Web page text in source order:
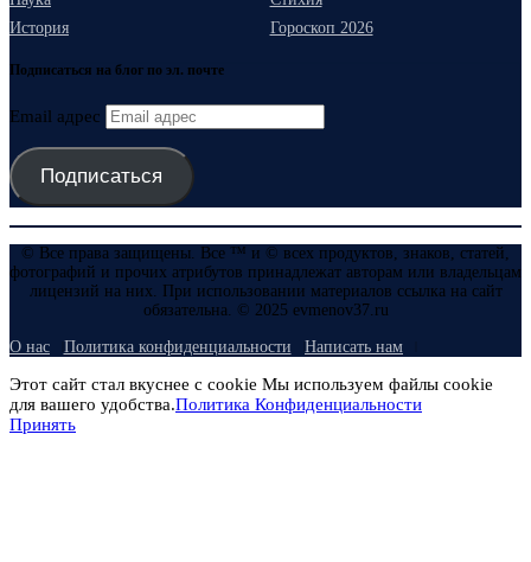
История
Гороскоп 2026
Подписаться на блог по эл. почте
Email адрес
Подписаться
© Все права защищены. Все ™ и © всех продуктов, знаков, статей,
фотографий и прочих атрибутов принадлежат авторам или владельцам
лицензий на них. При использовании материалов ссылка на сайт
обязательна. © 2025 evmenov37.ru
О нас Политика конфиденциальности Написать нам
Этот сайт стал вкуснее с cookie Мы используем файлы cookie
для вашего удобства.Политика Конфиденциальности
Принять